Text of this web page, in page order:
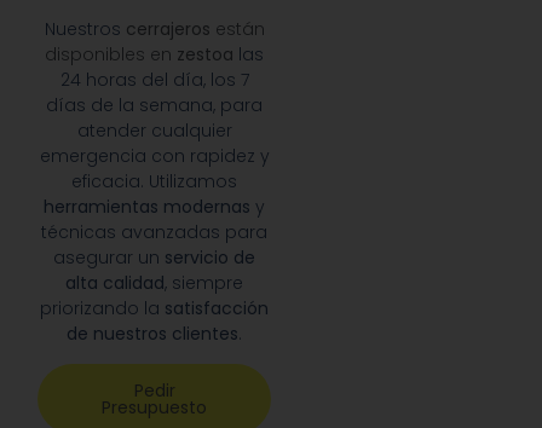
Nuestros cerrajeros están
disponibles en zestoa las
24 horas del día, los 7
días de la semana, para
atender cualquier
emergencia con rapidez y
eficacia. Utilizamos
herramientas modernas y
técnicas avanzadas para
asegurar un servicio de
alta calidad, siempre
priorizando la satisfacción
de nuestros clientes.
Pedir
Presupuesto